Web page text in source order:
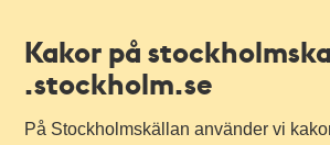
Kakor på
.stockholm.se
På Stockholmskällan använder vi